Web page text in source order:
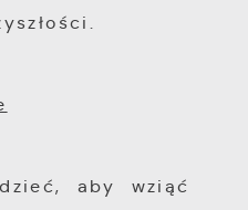
aby wziąć